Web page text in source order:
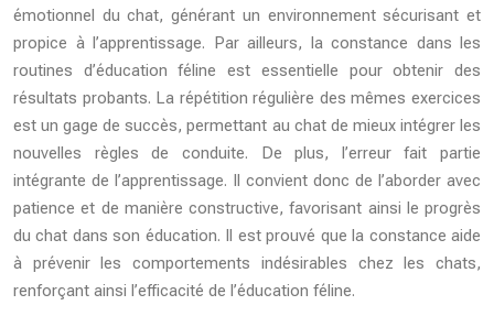
émotionnel du chat, générant un environnement sécurisant et
propice à l’apprentissage. Par ailleurs, la constance dans les
routines d’éducation féline est essentielle pour obtenir des
résultats probants. La répétition régulière des mêmes exercices
est un gage de succès, permettant au chat de mieux intégrer les
nouvelles règles de conduite. De plus, l’erreur fait partie
intégrante de l’apprentissage. Il convient donc de l’aborder avec
patience et de manière constructive, favorisant ainsi le progrès
du chat dans son éducation. Il est prouvé que la constance aide
à prévenir les comportements indésirables chez les chats,
renforçant ainsi l’efficacité de l’éducation féline.